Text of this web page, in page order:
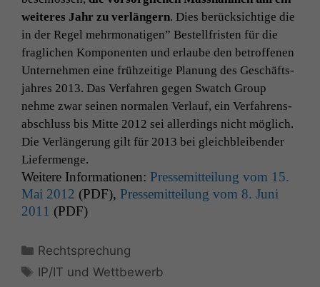
weit­eres Jahr zu ver­längern. Dies berück­sichtige die
in der Regel mehrmonati­gen” Bestell­fris­ten für die
fraglichen Kom­po­nen­ten und erlaube den betrof­fe­nen
Unternehmen eine frühzeit­ige Pla­nung des Geschäft­s­
jahres 2013. Das Ver­fahren gegen Swatch Group
nehme zwar seinen nor­malen Ver­lauf, ein Ver­fahrens­
ab­schluss bis Mitte 2012 sei allerd­ings nicht möglich.
Die Ver­längerung gilt für 2013 bei gle­ich­bleiben­der
Liefermenge.
Weit­ere Infor­ma­tio­nen: Pressemit­teilung vom 15.
Mai 2012 (PDF), Pressemit­teilung vom 8. Juni
2011 (PDF)
Kategorien
Rechtsprechung
Schlagwörter
IP/IT und Wettbewerb